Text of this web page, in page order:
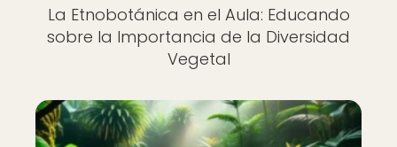
La Etnobotánica en el Aula: Educando
sobre la Importancia de la Diversidad
Vegetal